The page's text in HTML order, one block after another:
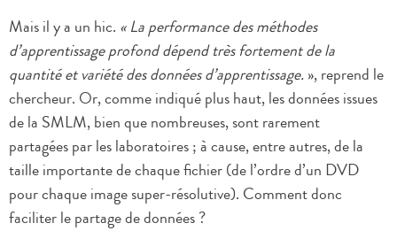
Mais il y a un hic. « La performance des méthodes
d’apprentissage profond dépend très fortement de la
quantité et variété des données d’apprentissage.», reprend le
chercheur. Or, comme indiqué plus haut, les données issues
de la SMLM, bien que nombreuses, sont rarement
partagées par les laboratoires ; à cause, entre autres, de la
taille importante de chaque fichier (de l’ordre d’un DVD
pour chaque image super-résolutive). Comment donc
faciliter le partage de données ?